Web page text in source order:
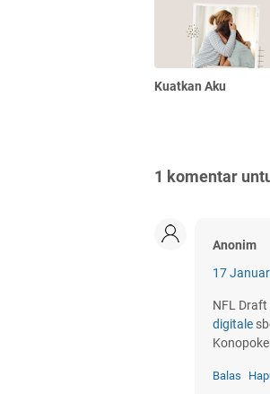
Kuatkan Aku
1 komentar
Anonim
17
NFL Draft
digitale
Balas